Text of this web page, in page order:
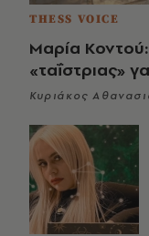
THESS VOICE
Μαρία
«ταΐστριας»
Κυριάκος